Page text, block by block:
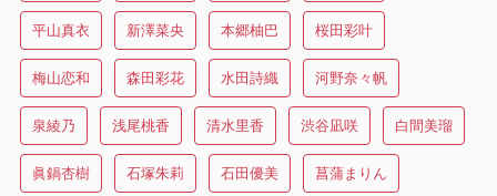
平山真衣 新澤菜央 本郷柚巴 桜田彩叶
梅山恋和 森田彩花 水田詩織 河野奈々帆
泉綾乃 浅尾桃香 清水里香 渋谷凪咲 白間美瑠
眞鍋杏樹 石塚朱莉 石田優美 菖蒲まりん